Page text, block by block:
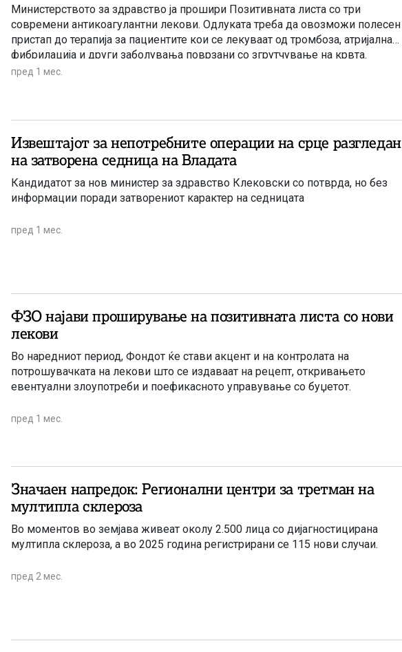
Министерството за здравство ја прошири Позитивната листа со три
современи антикоагулантни лекови. Одлуката треба да овозможи полесен
пристап до терапија за пациентите кои се лекуваат од тромбоза, атријална
фибрилација и други заболувања поврзани со згрутчување на крвта.
пред 1 мес.
Извештајот за непотребните операции на срце разгледан
на затворена седница на Владата
Кандидатот за нов министер за здравство Клековски со потврда, но без
информации поради затворениот карактер на седницата
пред 1 мес.
ФЗО најави проширување на позитивната листа со нови
лекови
Во наредниот период, Фондот ќе стави акцент и на контролата на
потрошувачката на лекови што се издаваат на рецепт, откривањето
евентуални злоупотреби и поефикасното управување со буџетот.
пред 1 мес.
Значаен напредок: Регионални центри за третман на
мултипла склероза
Во моментов во земјава живеат околу 2.500 лица со дијагностицирана
мултипла склероза, а во 2025 година регистрирани се 115 нови случаи.
пред 2 мес.